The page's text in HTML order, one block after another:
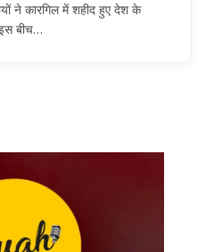
ने कारगिल में शहीद हुए देश के
इस बीच…